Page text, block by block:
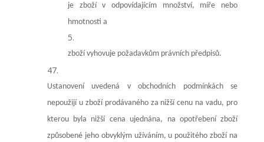
je zboží v odpovídajícím množství, míře nebo
hmotnosti a
zboží vyhovuje požadavkům právních předpisů.
Ustanovení uvedená v obchodních podmínkách se
nepoužijí u zboží prodávaného za nižší cenu na vadu, pro
kterou byla nižší cena ujednána, na opotřebení zboží
způsobené jeho obvyklým užíváním, u použitého zboží na